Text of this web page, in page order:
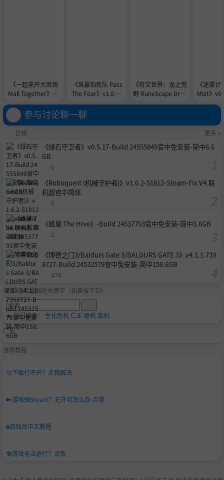
《一起来开大商场
Mall Together》v1.
机版官中简体
《风暴怕死队 Pass
The Fear》v1.0.48
版官中简体
《符文世界：龙之荒
野 RuneScape Drag
《迷雾
Mist》
官
参与讨论聊一聊
日榜 更多 »
《绿石守卫者》v0.5.17-Build 24555849官中免安装-简中6.6
GB
0
《Roboquest (机械守护者)》v1.6.2-51812-Steam-Fix V4.联
机版官中简体
6
《蜂巢 The Hive》-Build 24537793官中免安装-简中3.6GB
2
《博德之门3/Baldurs Gate 3/BALDURS GATE 3》v4.1.1.739
8727-Build 24532579官中免安装-简中158.6GB
478
搜索-请尽量缩短关键字（如果搜不到）
🔥 热门搜索： 生化危机仁王 联机单机
广告
游戏教程
🚀下载打不开？点我解决
🔑游戏弹Steam？无许可怎么办-点我
🌐游戏改中文教程
🛠️游戏无法运行？点我